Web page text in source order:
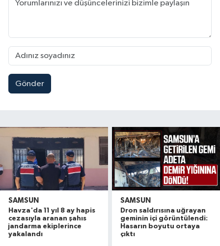
Gönder
SAMSUN
Havza'da 11 yıl 8 ay hapis
cezasıyla aranan şahıs
jandarma ekiplerince
yakalandı
SAMSUN
Dron saldırısına uğrayan
geminin içi görüntülendi:
Hasarın boyutu ortaya
çıktı